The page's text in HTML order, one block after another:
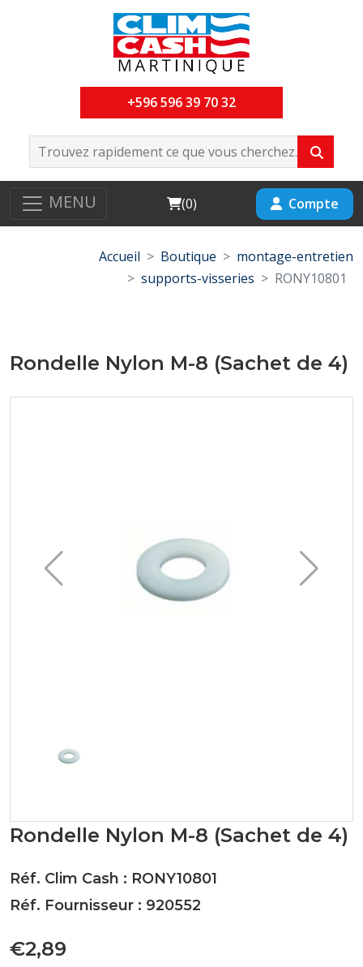
+596 596 39 70 32
MENU Cart
(0) Compte
Accueil Boutique
montage-entretien
supports-visseries
RONY10801
Rondelle Nylon M-8 (Sachet de 4)
Rondelle Nylon M-8 (Sachet de 4)
Réf. Clim Cash : RONY10801
Réf. Fournisseur : 920552
€2,89